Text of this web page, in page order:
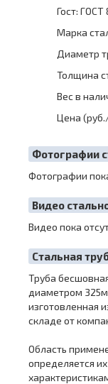
Гост: ГОСТ
Марка
Диаметр
Толщина
Вес в
Цена
Фотографии
Фотографии
Видео
Видео пока
Cтальная
Труба
диаметром
изготовленная
складе от
Область
определяется